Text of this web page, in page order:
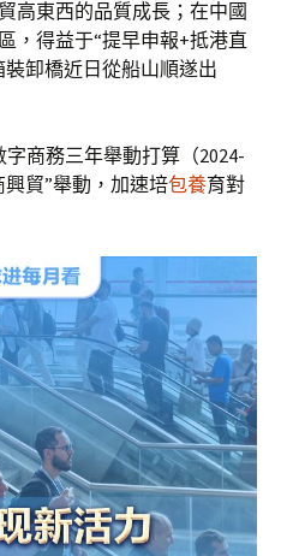
高東西的品質成長；在中國
，得益于“提早申報+抵港直
卸橋近日從船山順遂出
商務三年舉動打算（2024-
興貿”舉動，加速培包養育對